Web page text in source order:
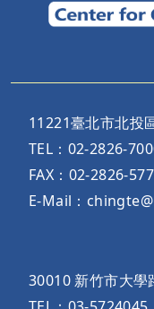
11221臺北市北投
TEL：02-2826-
FAX：02-2826-
E-Mail：
30010 新竹市大學